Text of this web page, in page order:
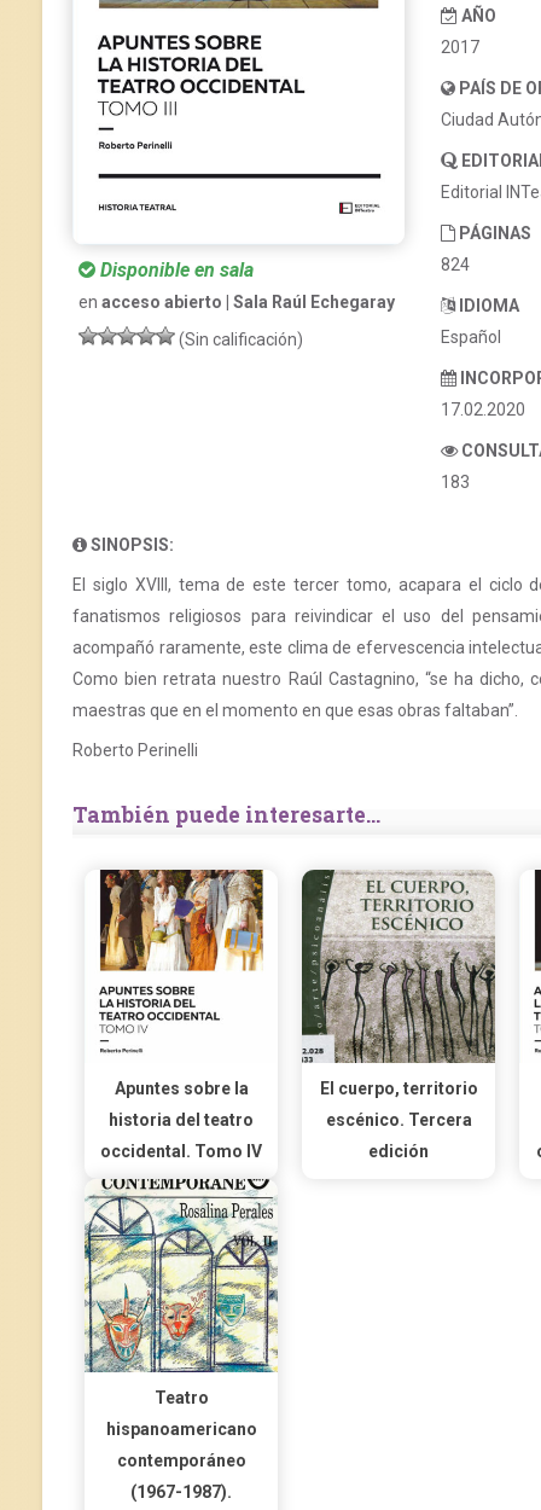
Disponible en sala
en acceso abierto | Sala Raúl Echegaray
(Sin calificación)
AÑO
2017
PAÍS DE
Ciudad
Editorial
PÁGINAS
824
IDIOMA
Español
17.02.2020
183
SINOPSIS:
El siglo XVIII, tema de este tercer tomo, acapara el ciclo
fanatismos religiosos para reivindicar el uso del
acompañó raramente, este clima de efervescencia
Como bien retrata nuestro Raúl Castagnino, “se ha
maestras que en el momento en que esas obras faltaban”.
Roberto Perinelli
También puede interesarte...
Apuntes sobre la
historia del teatro
occidental. Tomo IV
El cuerpo, territorio
escénico. Tercera
edición
Teatro
hispanoamericano
contemporáneo
(1967-1987).